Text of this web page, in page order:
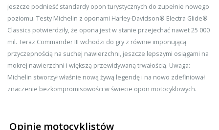
jeszcze podnieść standardy opon turystycznych do zupełnie nowego
poziomu. Testy Michelin z oponami Harley-Davidson® Electra Glide®
Classics potwierdziły, że opona jest w stanie przejechać nawet 25 000
mil. Teraz Commander III wchodzi do gry z równie imponującą
przyczepnością na suchej nawierzchni, jeszcze lepszymi osiągami na
mokrej nawierzchni i większą przewidywaną trwałością. Uwaga:
Michelin stworzył właśnie nową żywą legendę i na nowo zdefiniował
znaczenie bezkompromisowości w świecie opon motocyklowych.
Opinie motocyklistów